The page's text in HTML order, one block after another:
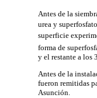
Antes de la
urea y
superficie
forma de
y el restante a los
Antes de la
fueron remitidas
Asunción.